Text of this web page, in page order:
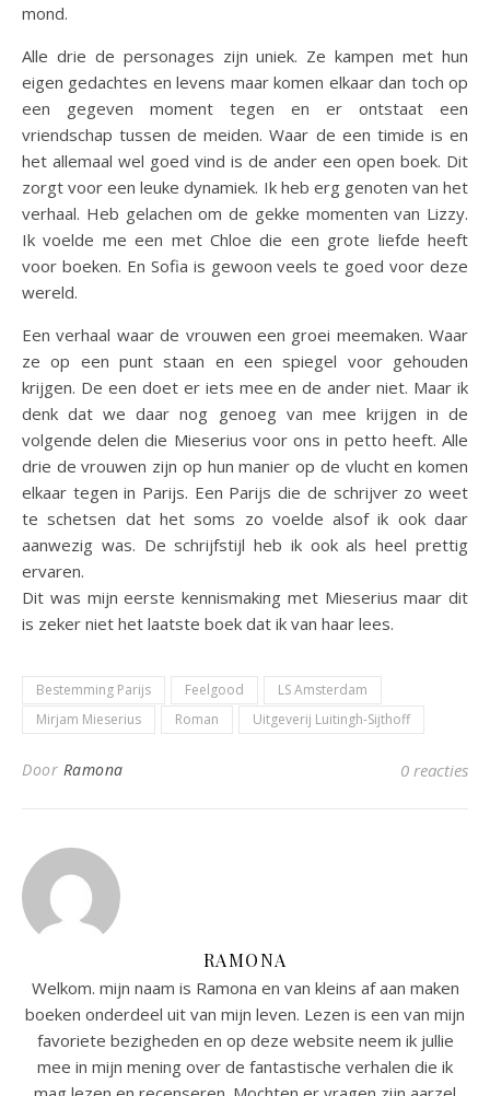
mond.
Alle drie de personages zijn uniek. Ze kampen met hun
eigen gedachtes en levens maar komen elkaar dan toch op
een gegeven moment tegen en er ontstaat een
vriendschap tussen de meiden. Waar de een timide is en
het allemaal wel goed vind is de ander een open boek. Dit
zorgt voor een leuke dynamiek. Ik heb erg genoten van het
verhaal. Heb gelachen om de gekke momenten van Lizzy.
Ik voelde me een met Chloe die een grote liefde heeft
voor boeken. En Sofia is gewoon veels te goed voor deze
wereld.
Een verhaal waar de vrouwen een groei meemaken. Waar
ze op een punt staan en een spiegel voor gehouden
krijgen. De een doet er iets mee en de ander niet. Maar ik
denk dat we daar nog genoeg van mee krijgen in de
volgende delen die Mieserius voor ons in petto heeft. Alle
drie de vrouwen zijn op hun manier op de vlucht en komen
elkaar tegen in Parijs. Een Parijs die de schrijver zo weet
te schetsen dat het soms zo voelde alsof ik ook daar
aanwezig was. De schrijfstijl heb ik ook als heel prettig
ervaren.
Dit was mijn eerste kennismaking met Mieserius maar dit
is zeker niet het laatste boek dat ik van haar lees.
Bestemming Parijs Feelgood
LS Amsterdam
Mirjam Mieserius
Roman Uitgeverij Luitingh-Sijthoff
Door Ramona 0 reacties
RAMONA
Welkom. mijn naam is Ramona en van kleins af aan maken
boeken onderdeel uit van mijn leven. Lezen is een van mijn
favoriete bezigheden en op deze website neem ik jullie
mee in mijn mening over de fantastische verhalen die ik